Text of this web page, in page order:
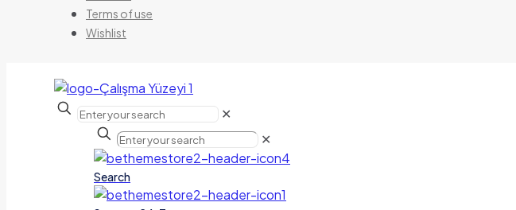
Terms of use
Wishlist
✕
✕
Search